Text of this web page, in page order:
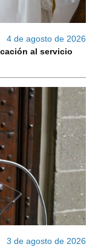
4 de agosto de 2026
al servicio
3 de agosto de 2026